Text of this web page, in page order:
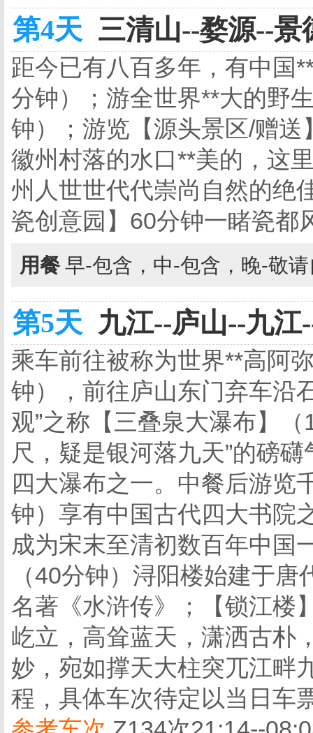
第4天 三清山--婺源--景
距今已有八百多年，有中国
分钟）；游全世界**大的野
钟）；游览【源头景区/赠
徽州村落的水口**美的，这
州人世世代代崇尚自然的
瓷创意园】60分钟一睹瓷都
用餐 早-包含，中-包含，晚-敬
第5天 九江--庐山--九江
乘车前往被称为世界**高阿
钟），前往庐山东门弃车沿
观”之称【三叠泉大瀑布】
尺，疑是银河落九天”的磅
四大瀑布之一。中餐后游览
钟）享有中国古代四大书院
成为宋末至清初数百年中国
（40分钟）浔阳楼始建于
名著《水浒传》；【锁江楼
屹立，高耸蓝天，潇洒古朴
妙，宛如撑天大柱突兀江畔
程，具体车次待定以当日车